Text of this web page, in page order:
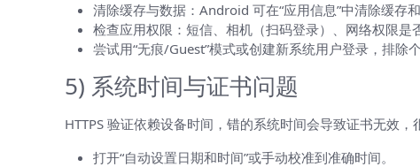
清除缓存与数据：Android 可在“应用信息”中清除缓存
检查应用权限：短信、相机（扫码登录）、网络权限是
尝试用“无痕/Guest”模式或创建新系统用户登录，排除
5) 系统时间与证书问题
HTTPS 验证依赖设备时间，错的系统时间会导致证书无效，
打开“自动设置日期和时间”或手动校准到准确时间。